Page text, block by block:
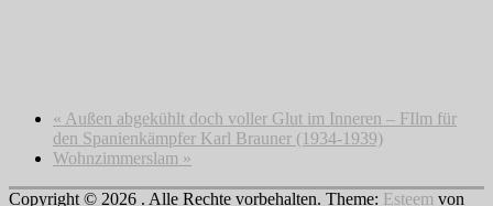
« Außen abgekühlt doch voller Glut im Inneren – FIlm für
den Spanienkämpfer Karl Brauner (1934-1939)
Wohnzimmerslam »
Copyright © 2026 . Alle Rechte vorbehalten. Theme: Esteem von